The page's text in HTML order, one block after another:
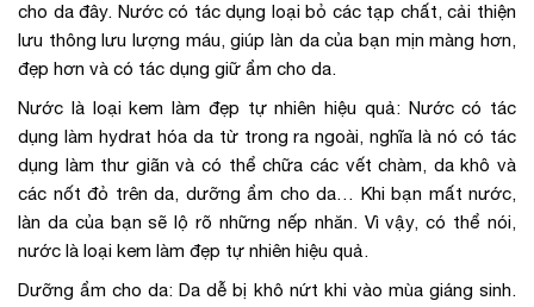
cho da đây. Nước có tác dụng loại bỏ các tạp chất, cải thiện
lưu thông lưu lượng máu, giúp làn da của bạn mịn màng hơn,
đẹp hơn và có tác dụng giữ ẩm cho da.
Nước là loại kem làm đẹp tự nhiên hiệu quả: Nước có tác
dụng làm hydrat hóa da từ trong ra ngoài, nghĩa là nó có tác
dụng làm thư giãn và có thể chữa các vết chàm, da khô và
các nốt đỏ trên da, dưỡng ẩm cho da… Khi bạn mất nước,
làn da của bạn sẽ lộ rõ những nếp nhăn. Vì vậy, có thể nói,
nước là loại kem làm đẹp tự nhiên hiệu quả.
Dưỡng ẩm cho da: Da dễ bị khô nứt khi vào mùa giáng sinh.